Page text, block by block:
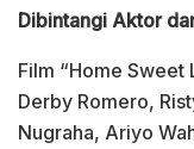
Dibintangi Aktor
Film “Home Sweet
Derby Romero,
Nugraha, Ariyo